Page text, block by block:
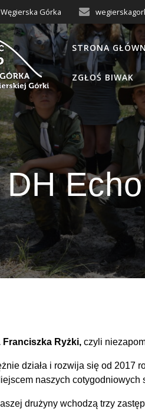
Górka
STRONA
ZGŁOŚ BIWAK
Echo
Franciszka Ryżki, czyli
działa i rozwija się od 2017
naszych
drużyny wchodzą trzy